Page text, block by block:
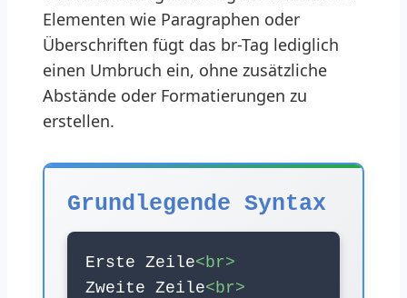
Elementen wie Paragraphen oder
Überschriften fügt das br-Tag lediglich
einen Umbruch ein, ohne zusätzliche
Abstände oder Formatierungen zu
erstellen.
Grundlegende Syntax
Erste Zeile<br>
Zweite Zeile<br>